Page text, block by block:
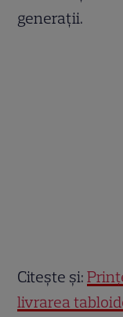
generații.
Citește și:
livrarea